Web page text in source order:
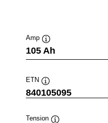
Amp
Infobulle
105 Ah
ETN
Infobulle
840105095
Tension